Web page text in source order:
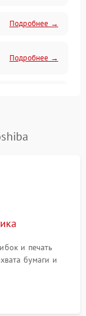
Подробнее →
Подробнее →
и печать
бумаги и
о замятиях,
при работе.